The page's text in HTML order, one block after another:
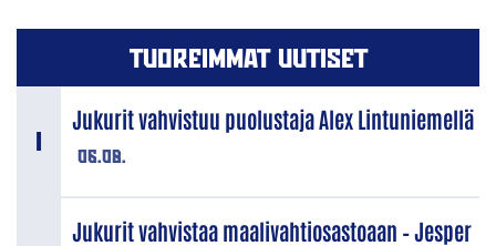
TUOREIMMAT UUTISET
06.08.
Jukurit vahvistuu puolustaja Alex Lintuniemellä
Jukurit vahvistaa maalivahtiosastoaan – Jesper